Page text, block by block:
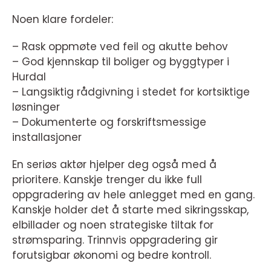
Noen klare fordeler:
– Rask oppmøte ved feil og akutte behov
– God kjennskap til boliger og byggtyper i
Hurdal
– Langsiktig rådgivning i stedet for kortsiktige
løsninger
– Dokumenterte og forskriftsmessige
installasjoner
En seriøs aktør hjelper deg også med å
prioritere. Kanskje trenger du ikke full
oppgradering av hele anlegget med en gang.
Kanskje holder det å starte med sikringsskap,
elbillader og noen strategiske tiltak for
strømsparing. Trinnvis oppgradering gir
forutsigbar økonomi og bedre kontroll.